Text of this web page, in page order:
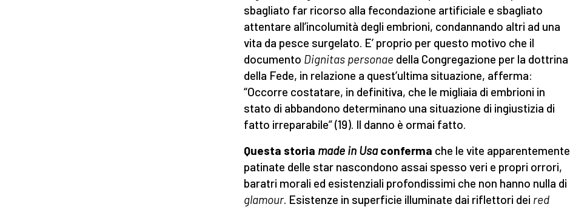
sbagliato far ricorso alla fecondazione artificiale e sbagliato
attentare all’incolumità degli embrioni, condannando altri ad una
vita da pesce surgelato. E’ proprio per questo motivo che il
documento Dignitas personae della Congregazione per la dottrina
della Fede, in relazione a quest’ultima situazione, afferma:
“Occorre costatare, in definitiva, che le migliaia di embrioni in
stato di abbandono determinano una situazione di ingiustizia di
fatto irreparabile” (19). Il danno è ormai fatto.
Questa storia made in Usaconferma che le vite apparentemente
patinate delle star nascondono assai spesso veri e propri orrori,
baratri morali ed esistenziali profondissimi che non hanno nulla di
glamour. Esistenze in superficie illuminate dai riflettori dei red